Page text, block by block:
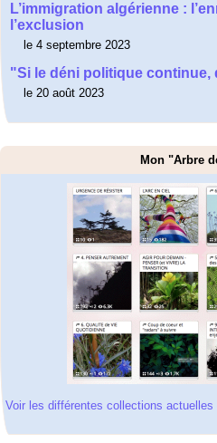
L’immigration algérienne :
l’exclusion
le 4 septembre 2023
"Si le déni politique continue,
le 20 août 2023
Mon "Arbre
Voir les différentes collections